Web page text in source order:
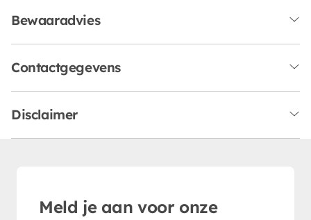
Bewaaradvies
Contactgegevens
Disclaimer
Meld je aan voor onze